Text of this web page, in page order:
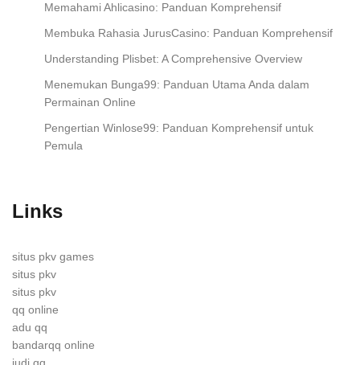
Memahami Ahlicasino: Panduan Komprehensif
Membuka Rahasia JurusCasino: Panduan Komprehensif
Understanding Plisbet: A Comprehensive Overview
Menemukan Bunga99: Panduan Utama Anda dalam
Permainan Online
Pengertian Winlose99: Panduan Komprehensif untuk
Pemula
Links
situs pkv games
situs pkv
situs pkv
qq online
adu qq
bandarqq online